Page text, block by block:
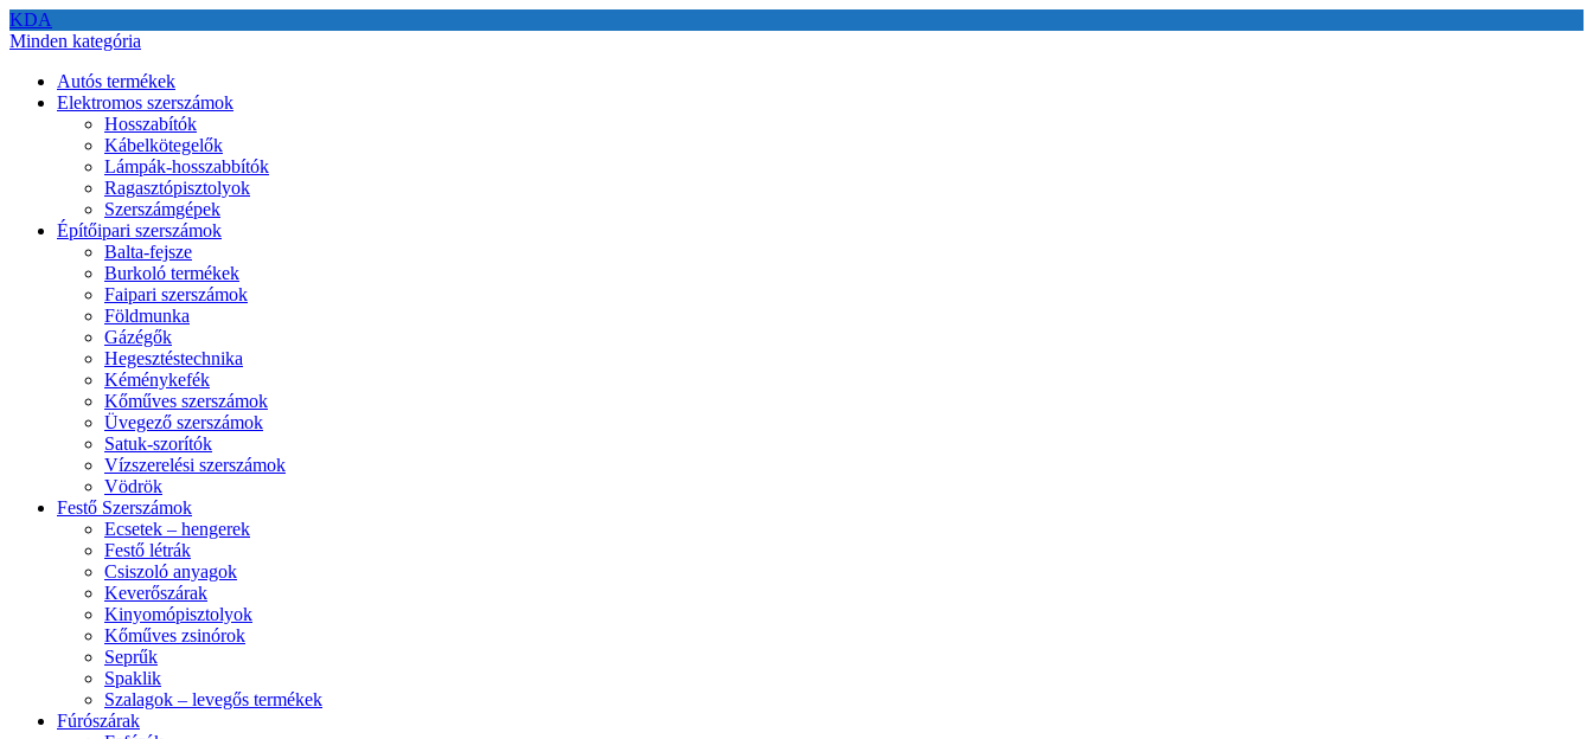
KDA
Minden kategória
Autós termékek
Elektromos szerszámok
Hosszabítók
Kábelkötegelők
Lámpák-hosszabbítók
Ragasztópisztolyok
Szerszámgépek
Építőipari szerszámok
Balta-fejsze
Burkoló termékek
Faipari szerszámok
Földmunka
Gázégők
Hegesztéstechnika
Kéménykefék
Kőműves szerszámok
Üvegező szerszámok
Satuk-szorítók
Vízszerelési szerszámok
Vödrök
Festő Szerszámok
Ecsetek – hengerek
Festő létrák
Csiszoló anyagok
Keverőszárak
Kinyomópisztolyok
Kőműves zsinórok
Seprűk
Spaklik
Szalagok – levegős termékek
Fúrószárak